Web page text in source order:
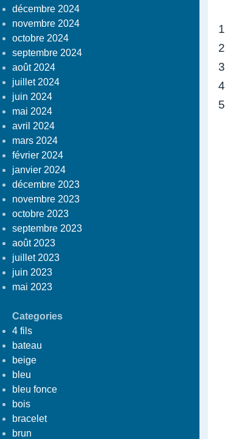
décembre 2024
novembre 2024
octobre 2024
septembre 2024
août 2024
juillet 2024
juin 2024
mai 2024
avril 2024
mars 2024
février 2024
janvier 2024
décembre 2023
novembre 2023
octobre 2023
septembre 2023
août 2023
juillet 2023
juin 2023
mai 2023
Categories
4 fils
bateau
beige
bleu
bleu fonce
bois
bracelet
brun